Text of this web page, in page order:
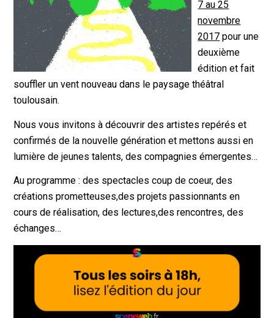
7 au 25
novembre
2017 pour une
deuxième
édition et fait
souffler un vent nouveau dans le paysage théâtral
toulousain.
Nous vous invitons à découvrir des artistes repérés et
confirmés de la nouvelle génération et mettons aussi en
lumière de jeunes talents, des compagnies émergentes…
Au programme : des spectacles coup de coeur, des
créations prometteuses,des projets passionnants en
cours de réalisation, des lectures,des rencontres, des
échanges…